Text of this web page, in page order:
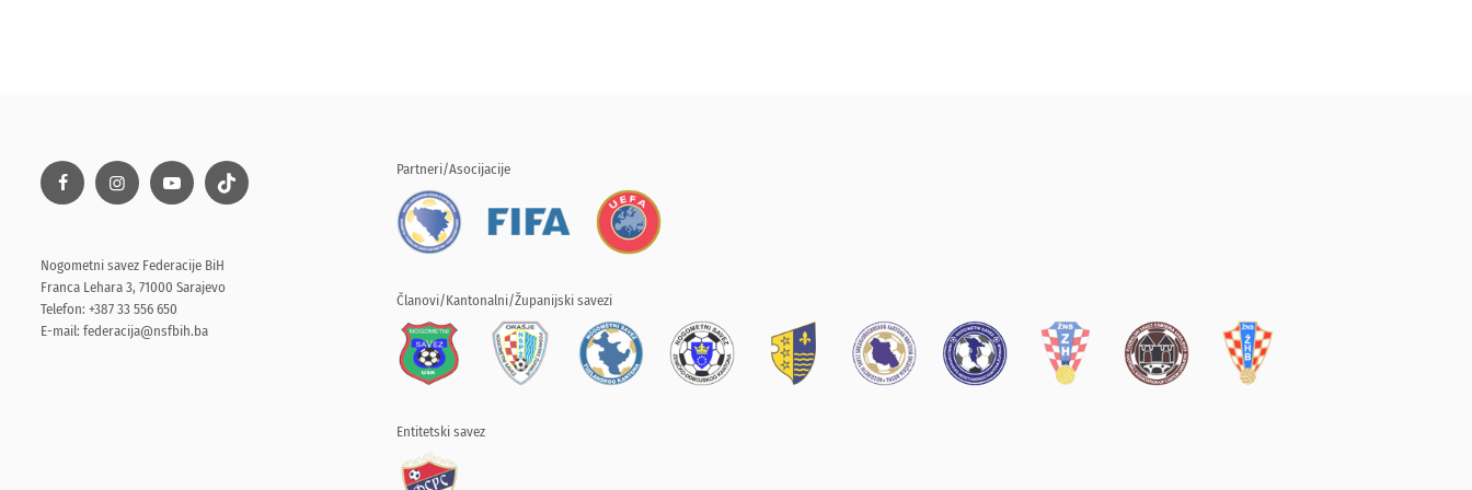
Nogometni savez Federacije BiH
Franca Lehara 3, 71000 Sarajevo
Telefon: +387 33 556 650
E-mail: federacija@nsfbih.ba
Partneri/Asocijacije
Članovi/Kantonalni/Županijski savezi
Entitetski savez